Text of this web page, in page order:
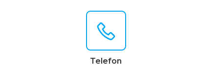
Telefon